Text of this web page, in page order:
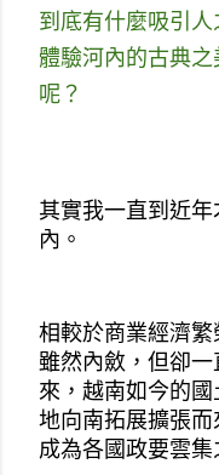
到底有什麼吸引
體驗河內的古典
呢？
其實我一直到近
內。
相較於商業經濟
雖然內斂，但卻
來，越南如今的
地向南拓展擴張
成為各國政要雲集